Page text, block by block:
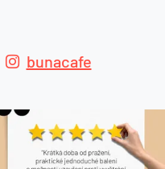
bunacafe